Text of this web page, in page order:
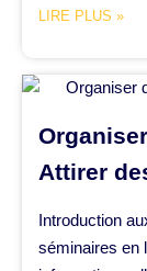
LIRE PLUS »
Attirer
Introduction
séminaires en